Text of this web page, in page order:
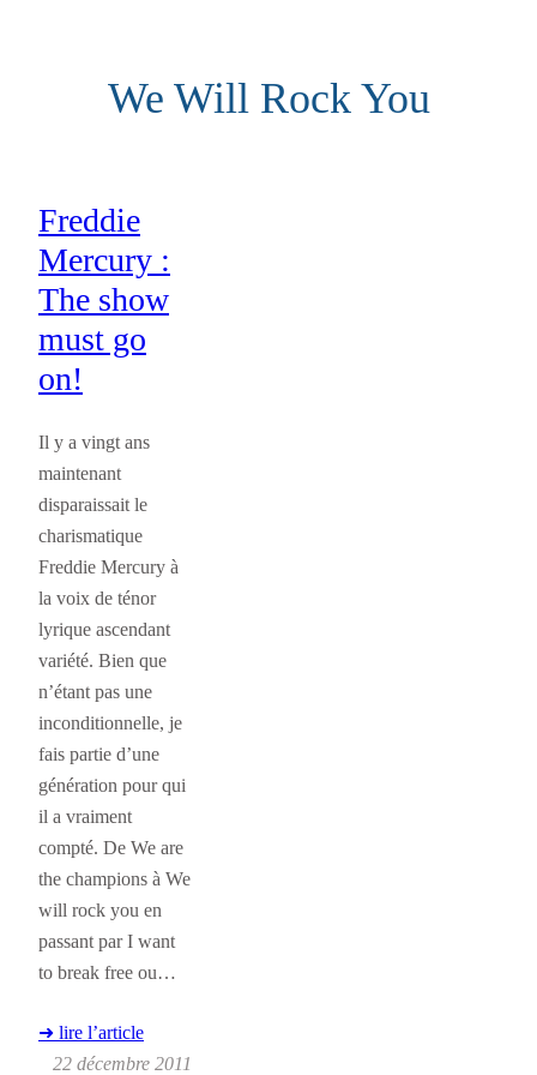
We Will Rock You
Freddie
Mercury :
The show
must go
on!
Il y a vingt ans
maintenant
disparaissait le
charismatique
Freddie Mercury à
la voix de ténor
lyrique ascendant
variété. Bien que
n’étant pas une
inconditionnelle, je
fais partie d’une
génération pour qui
il a vraiment
compté. De We are
the champions à We
will rock you en
passant par I want
to break free ou…
➜ lire l’article
22 décembre 2011